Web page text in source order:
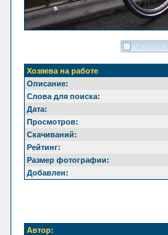
Хозяева на работе
Описание:
Слова для поиска:
Дата:
Просмотров:
Скачиваний:
Рейтинг:
Размер фотографии:
Добавлен:
Автор: